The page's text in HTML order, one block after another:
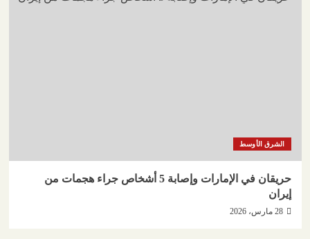
الشرق الأوسط
حريقان في الإمارات وإصابة 5 أشخاص جراء هجمات من
إيران
28 مارس، 2026